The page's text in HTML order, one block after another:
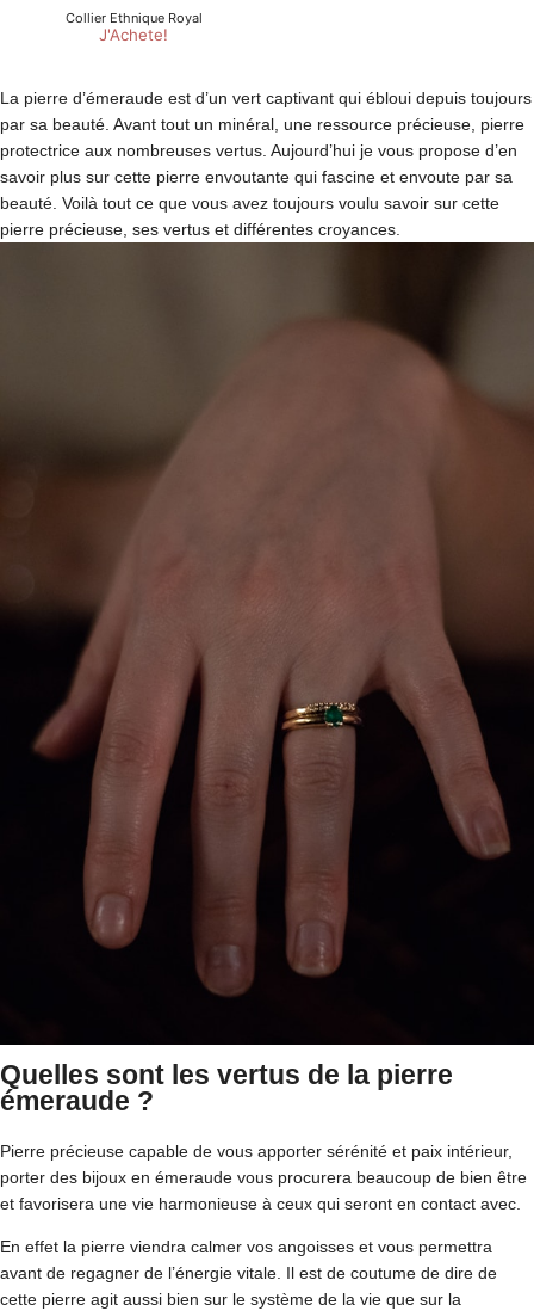
La pierre d’émeraude est d’un vert captivant qui ébloui depuis toujours
par sa beauté. Avant tout un minéral, une ressource précieuse, pierre
protectrice aux nombreuses vertus. Aujourd’hui je vous propose d’en
savoir plus sur cette pierre envoutante qui fascine et envoute par sa
beauté. Voilà tout ce que vous avez toujours voulu savoir sur cette
pierre précieuse, ses vertus et différentes croyances.
Quelles sont les vertus de la pierre
émeraude ?
Pierre précieuse capable de vous apporter sérénité et paix intérieur,
porter des bijoux en émeraude vous procurera beaucoup de bien être
et favorisera une vie harmonieuse à ceux qui seront en contact avec.
En effet la pierre viendra calmer vos angoisses et vous permettra
avant de regagner de l’énergie vitale. Il est de coutume de dire de
cette pierre agit aussi bien sur le système de la vie que sur la